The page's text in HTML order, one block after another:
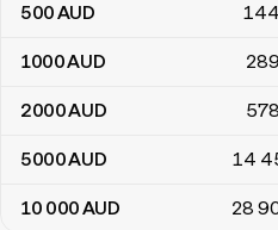
500AUD
1000AUD
2000AUD
5000AUD 14
10 000AUD 28